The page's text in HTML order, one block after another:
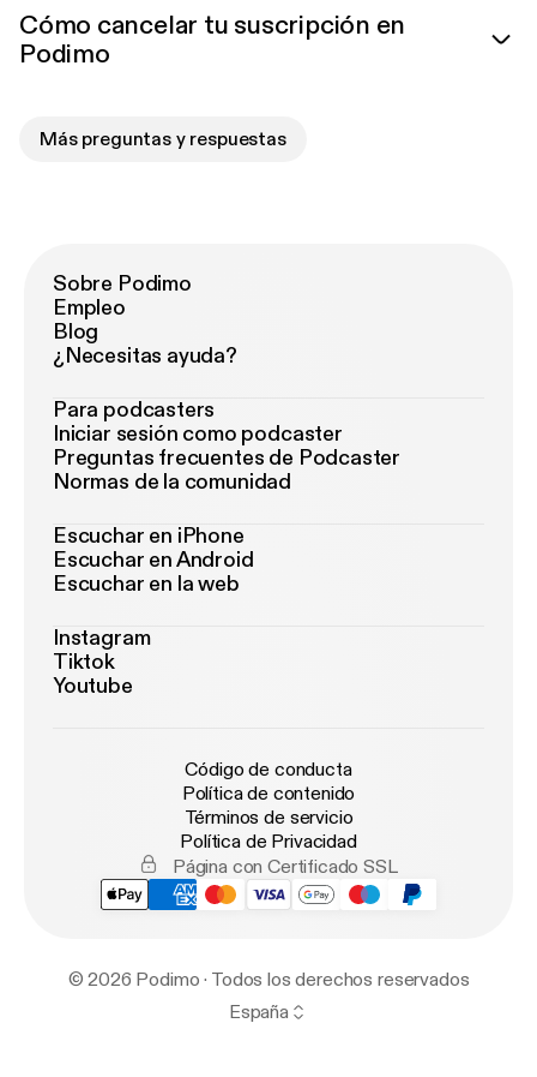
Cómo cancelar tu suscripción en
Podimo
Más preguntas y respuestas
Sobre Podimo
Empleo
Blog
¿Necesitas ayuda?
Para podcasters
Iniciar sesión como podcaster
Preguntas frecuentes de Podcaster
Normas de la comunidad
Escuchar en iPhone
Escuchar en Android
Escuchar en la web
Instagram
Tiktok
Youtube
Código de conducta
Política de contenido
Términos de servicio
Política de Privacidad
Página con Certificado SSL
© 2026 Podimo · Todos los derechos reservados
España